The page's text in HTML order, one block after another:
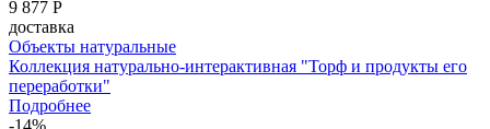
9 877 Р
доставка
Объекты натуральные
Коллекция натурально-интерактивная "Торф и продукты его
переработки"
Подробнее
-14%